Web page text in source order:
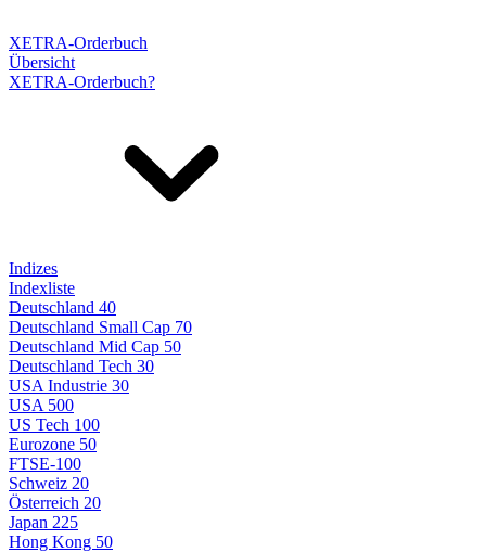
XETRA-Orderbuch
Übersicht
XETRA-Orderbuch?
Indizes
Indexliste
Deutschland 40
Deutschland Small Cap 70
Deutschland Mid Cap 50
Deutschland Tech 30
USA Industrie 30
USA 500
US Tech 100
Eurozone 50
FTSE-100
Schweiz 20
Österreich 20
Japan 225
Hong Kong 50